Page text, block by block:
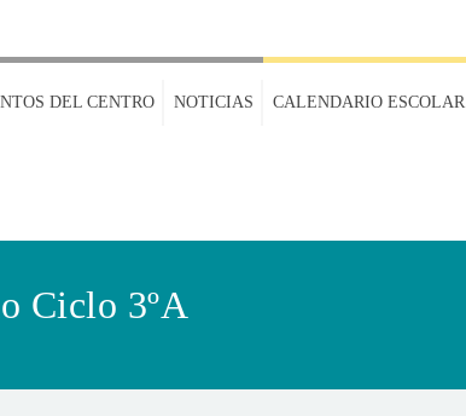
DEL CENTRO NOTICIAS CALENDARIO ESCOLAR
Ciclo 3ºA